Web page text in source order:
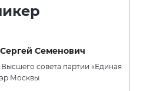
Семенович
совета партии «Единая
Москвы